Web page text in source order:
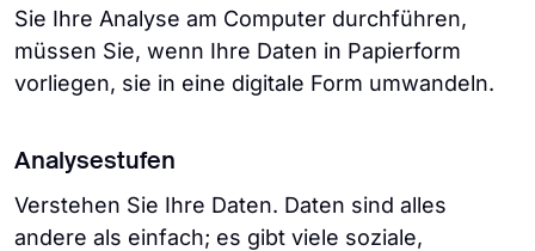
Sie Ihre Analyse am Computer durchführen,
müssen Sie, wenn Ihre Daten in Papierform
vorliegen, sie in eine digitale Form umwandeln.
Analysestufen
Verstehen Sie Ihre Daten. Daten sind alles
andere als einfach; es gibt viele soziale,